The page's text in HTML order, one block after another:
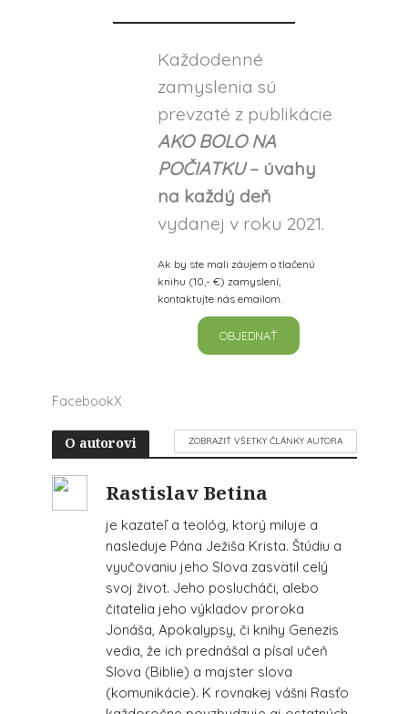
Každodenné
zamyslenia sú
prevzaté z publikácie
AKO BOLO NA
POČIATKU – úvahy
na každý deň
vydanej v roku 2021.
Ak by ste mali záujem o tlačenú
knihu (10,- €) zamyslení,
kontaktujte nás emailom.
OBJEDNAŤ
FacebookX
O autorovi ZOBRAZIŤ VŠETKY ČLÁNKY AUTORA
Rastislav Betina
je kazateľ a teológ, ktorý miluje a
nasleduje Pána Ježiša Krista. Štúdiu a
vyučovaniu jeho Slova zasvätil celý
svoj život. Jeho poslucháči, alebo
čitatelia jeho výkladov proroka
Jonáša, Apokalypsy, či knihy Genezis
vedia, že ich prednášal a písal učeň
Slova (Biblie) a majster slova
(komunikácie). K rovnakej vášni Rasťo